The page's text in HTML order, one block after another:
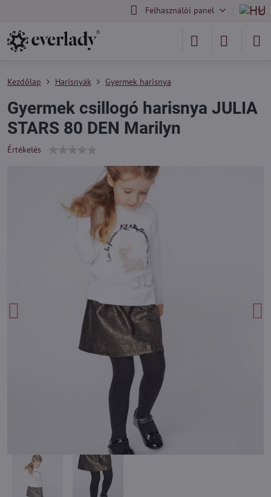
Felhasználói panel
Kezdőlap Harisnyák Gyermek harisnya
Gyermek csillogó harisnya JULIA
STARS 80 DEN Marilyn
Értékelés